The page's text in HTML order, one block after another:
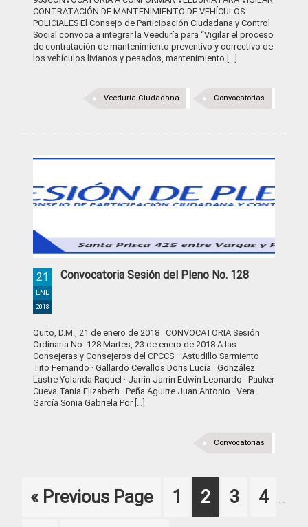
CONTRATACIÓN DE MANTENIMIENTO DE VEHÍCULOS
POLICIALES El Consejo de Participación Ciudadana y Control
Social convoca a integrar la Veeduría para “Vigilar el proceso
de contratación de mantenimiento preventivo y correctivo de
los vehículos livianos y pesados, mantenimiento […]
Convocatorias
Veeduría Ciudadana
Convocatoria Sesión del Pleno No. 128
21
ENE
2018
Quito, D.M., 21 de enero de 2018 CONVOCATORIA Sesión
Ordinaria No. 128 Martes, 23 de enero de 2018 A las
Consejeras y Consejeros del CPCCS: · Astudillo Sarmiento
Tito Fernando · Gallardo Cevallos Doris Lucía · González
Lastre Yolanda Raquel · Jarrín Jarrín Edwin Leonardo · Pauker
Cueva Tania Elizabeth · Peña Aguirre Juan Antonio · Vera
García Sonia Gabriela Por […]
Convocatorias
« Go
Previous Page Page
1 Page
2 Page
3 Page
4
pages
…